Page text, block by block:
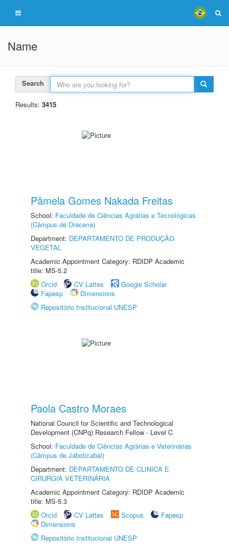
Name
Search
Results: 3415
Pâmela Gomes Nakada Freitas
School: Faculdade de Ciências Agrárias e Tecnológicas
(Câmpus de Dracena)
Department: DEPARTAMENTO DE PRODUÇÃO
VEGETAL
Academic Appointment Category: RDIDP Academic
title: MS-5.2
Orcid
CV Lattes
Google Scholar
Fapesp
Dimensions
Repositório Institucional UNESP
Paola Castro Moraes
National Council for Scientific and Technological
Development (CNPq) Research Fellow - Level C
School: Faculdade de Ciências Agrárias e Veterinárias
(Câmpus de Jaboticabal)
Department: DEPARTAMENTO DE CLINICA E
CIRURGIA VETERINÁRIA
Academic Appointment Category: RDIDP Academic
title: MS-5.3
Orcid
CV Lattes Scopus
Fapesp
Dimensions
Repositório Institucional UNESP